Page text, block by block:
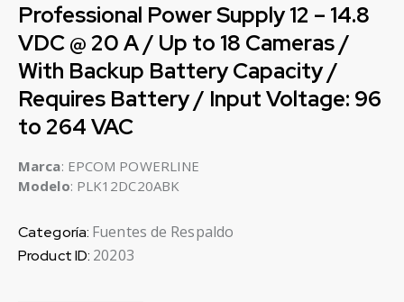
Professional Power Supply 12 – 14.8
VDC @ 20 A / Up to 18 Cameras /
With Backup Battery Capacity /
Requires Battery / Input Voltage: 96
to 264 VAC
Marca: EPCOM POWERLINE
Modelo: PLK12DC20ABK
Categoría: Fuentes de Respaldo
Product ID: 20203